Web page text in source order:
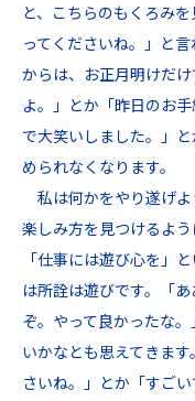
と、こちらのもくろみ
ってくださいね。」と
からは、お正月明けだ
よ。」とか「昨日のお
で大笑いしました。」
められなくなります。
私は何かをやり遂げ
楽しみ方を見つけるよ
「仕事には遊び心を」
は所詮は遊びです。「
ぞ。やって良かったな
いかなとも思えてきま
さいね。」とか「すご